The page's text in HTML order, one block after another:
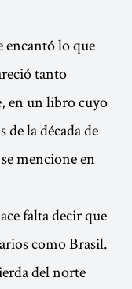
encantó lo que
tanto
en un libro cuyo
la década de
mencione en
falta decir que
como Brasil.
del norte